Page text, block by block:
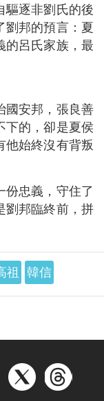
驅逐非劉氏的後
劉邦的預言：夏
的呂氏家族，最
國安邦，張良善
下的，卻是夏侯
他始終沒有背叛
份忠義，守住了
劉邦臨終前，拼
祖 韓信